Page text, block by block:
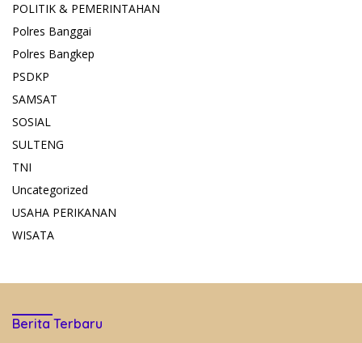
POLITIK & PEMERINTAHAN
Polres Banggai
Polres Bangkep
PSDKP
SAMSAT
SOSIAL
SULTENG
TNI
Uncategorized
USAHA PERIKANAN
WISATA
Berita Terbaru